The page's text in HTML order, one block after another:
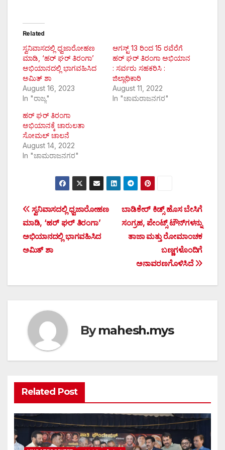
Related
ಸ್ವನಿವಾಸದಲ್ಲಿ ಧ್ವಜಾರೋಹಣ
ಮಾಡಿ, ‘ಹರ್ ಘರ್ ತಿರಂಗಾ’
ಅಭಿಯಾನದಲ್ಲಿ ಭಾಗವಹಿಸಿದ
ಅಮಿತ್ ಶಾ
August 16, 2023
In "ರಾಜ್ಯ"
ಆಗಸ್ಟ್ 13 ರಿಂದ 15 ರವೆರೆಗೆ
ಹರ್ ಘರ್ ತಿರಂಗಾ ಅಭಿಯಾನ
: ಸರ್ವರು ಸಹಕರಿಸಿ :
ಜಿಲ್ಲಾಧಿಕಾರಿ
August 11, 2022
In "ಚಾಮರಾಜನಗರ"
ಹರ್ ಘರ್ ತಿರಂಗಾ
ಅಭಿಯಾನಕ್ಕೆ ಚಾರುಲತಾ
ಸೋಮಲ್ ಚಾಲನೆ
August 14, 2022
In "ಚಾಮರಾಜನಗರ"
Post
navigation
ಬಾಡಿಕೇರ್ ಕಿಡ್ಸ್ ಹೊಸ ಬೇಸಿಗೆ
ಸಂಗ್ರಹ, ಪೇಂಟ್ಸ್ ಟೌನ್‍ಗಳನ್ನು
ತಾಜಾ ಮತ್ತು ರೋಮಾಂಚಕ
ಬಣ್ಣಗಳೊಂದಿಗೆ
ಅನಾವರಣಗೊಳಿಸಿದೆ
ಸ್ವನಿವಾಸದಲ್ಲಿ ಧ್ವಜಾರೋಹಣ
ಮಾಡಿ, ‘ಹರ್ ಘರ್ ತಿರಂಗಾ’
ಅಭಿಯಾನದಲ್ಲಿ ಭಾಗವಹಿಸಿದ
ಅಮಿತ್ ಶಾ
Bymahesh.mys
Related Post